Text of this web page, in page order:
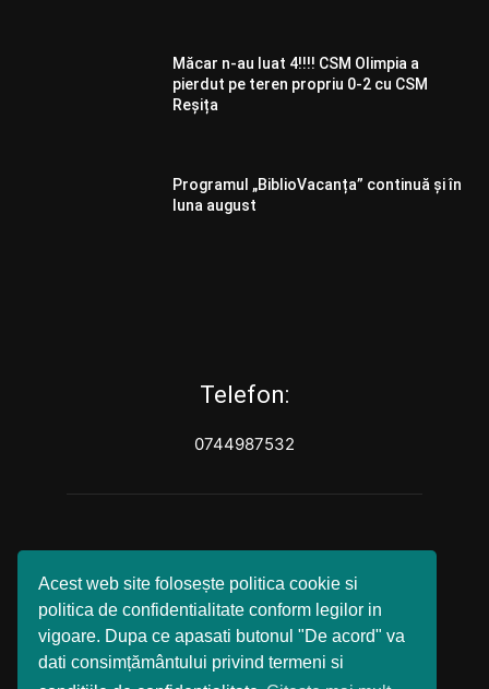
Acest web site folosește politica cookie si
politica de confidentialitate conform legilor in
vigoare. Dupa ce apasati butonul "De acord" va
dati consimțământului privind termeni si
Măcar n-au luat 4!!!! CSM Olimpia a
pierdut pe teren propriu 0-2 cu CSM
Reșița
Programul „BiblioVacanța” continuă și în
luna august
Telefon:
0744987532